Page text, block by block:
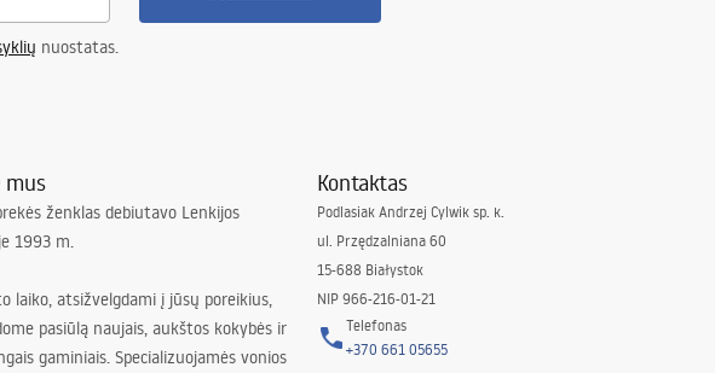
nuostatas.
mus
ženklas debiutavo Lenkijos
1993 m.
laiko, atsižvelgdami į jūsų poreikius,
pasiūlą naujais, aukštos kokybės ir
gaminiais. Specializuojamės vonios
Kontaktas
Podlasiak Andrzej Cylwik sp. k.
ul. Przędzalniana 60
15-688 Białystok
NIP 966-216-01-21
Telefonas
+370 661 05655